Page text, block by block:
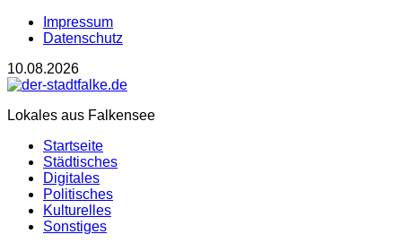
Impressum
Datenschutz
10.08.2026
Lokales aus Falkensee
Startseite
Städtisches
Digitales
Politisches
Kulturelles
Sonstiges